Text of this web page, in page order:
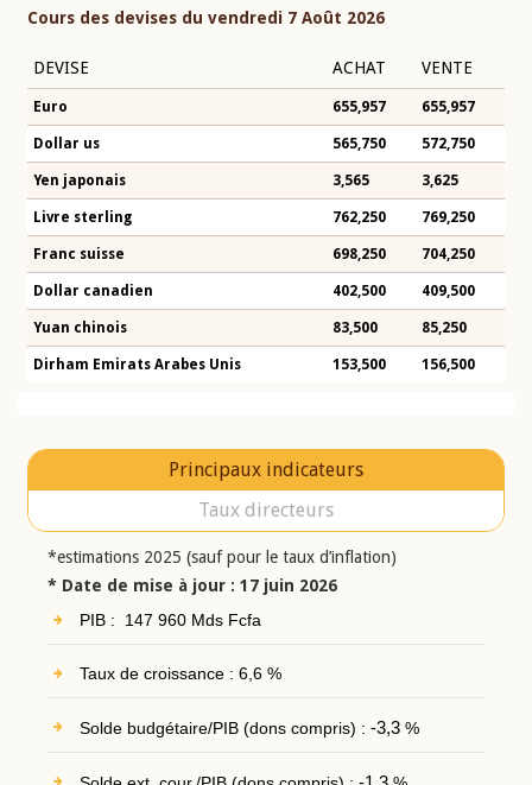
Cours des devises du vendredi 7 Août 2026
DEVISE ACHAT VENTE
Euro 655,957 655,957
Dollar us 565,750 572,750
Yen japonais 3,565 3,625
Livre sterling 762,250 769,250
Franc suisse 698,250 704,250
Dollar canadien 402,500 409,500
Yuan chinois 83,500 85,250
Dirham Emirats Arabes Unis 153,500 156,500
Principaux indicateurs
Taux directeurs
*estimations 2025 (sauf pour le taux d’inflation)
* Date de mise à jour : 17 juin 2026
PIB : 147 960 Mds Fcfa
Taux de croissance : 6,6 %
Solde budgétaire/PIB (dons compris) : -3,3%